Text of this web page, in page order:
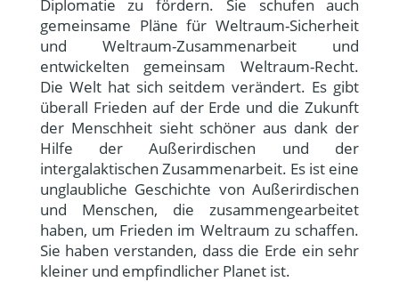
Diplomatie zu fördern. Sie schufen auch
gemeinsame Pläne für Weltraum-Sicherheit
und Weltraum-Zusammenarbeit und
entwickelten gemeinsam Weltraum-Recht.
Die Welt hat sich seitdem verändert. Es gibt
überall Frieden auf der Erde und die Zukunft
der Menschheit sieht schöner aus dank der
Hilfe der Außerirdischen und der
intergalaktischen Zusammenarbeit. Es ist eine
unglaubliche Geschichte von Außerirdischen
und Menschen, die zusammengearbeitet
haben, um Frieden im Weltraum zu schaffen.
Sie haben verstanden, dass die Erde ein sehr
kleiner und empfindlicher Planet ist.